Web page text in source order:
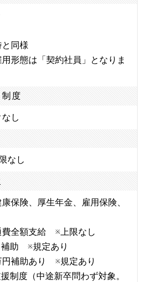
同様
形態は「契約社員」となりま
度
し
なし
保険、厚生年金、雇用保険、
全額支給 ※上限なし
助 ※規定あり
補助あり ※規定あり
制度（中途新卒問わず対象。